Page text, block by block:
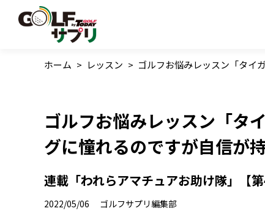
ホーム > レッスン > ゴルフお悩みレッスン「タイ
ゴルフお悩みレッスン「タ
グに憧れるのですが自信が
連載「われらアマチュアお助け隊」【第
2022/05/06 ゴルフサプリ編集部